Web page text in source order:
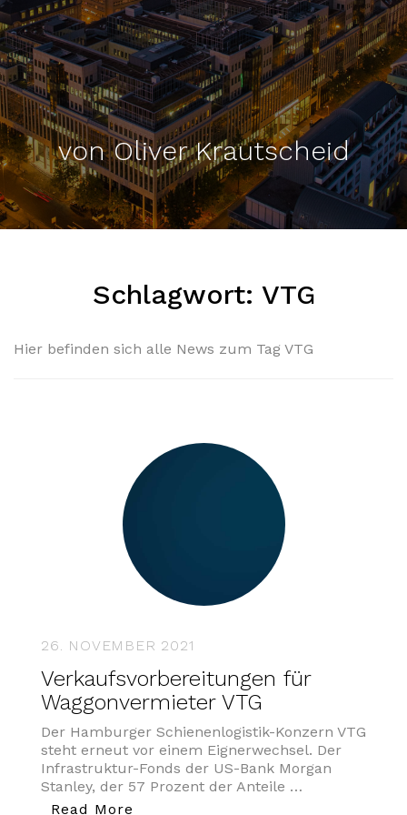
von Oliver Krautscheid
Schlagwort: VTG
Hier befinden sich alle News zum Tag VTG
26. NOVEMBER 2021
Verkaufsvorbereitungen für
Waggonvermieter VTG
Der Hamburger Schienenlogistik-Konzern VTG
steht erneut vor einem Eignerwechsel. Der
Infrastruktur-Fonds der US-Bank Morgan
Stanley, der 57 Prozent der Anteile …
Read More